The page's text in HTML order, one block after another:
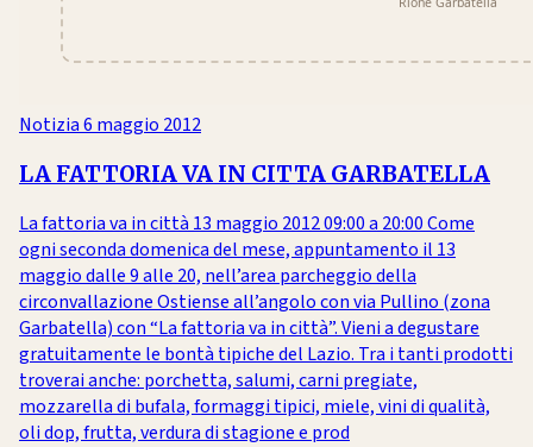
Notizia6 maggio 2012
LA FATTORIA VA IN CITTA GARBATELLA
La fattoria va in città 13 maggio 2012 09:00 a 20:00 Come
ogni seconda domenica del mese, appuntamento il 13
maggio dalle 9 alle 20, nell’area parcheggio della
circonvallazione Ostiense all’angolo con via Pullino (zona
Garbatella) con “La fattoria va in città”. Vieni a degustare
gratuitamente le bontà tipiche del Lazio. Tra i tanti prodotti
troverai anche: porchetta, salumi, carni pregiate,
mozzarella di bufala, formaggi tipici, miele, vini di qualità,
oli dop, frutta, verdura di stagione e prod